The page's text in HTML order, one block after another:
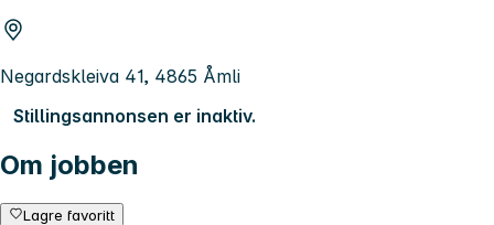
Negardskleiva 41, 4865 Åmli
Stillingsannonsen er inaktiv.
Om jobben
Lagre favoritt